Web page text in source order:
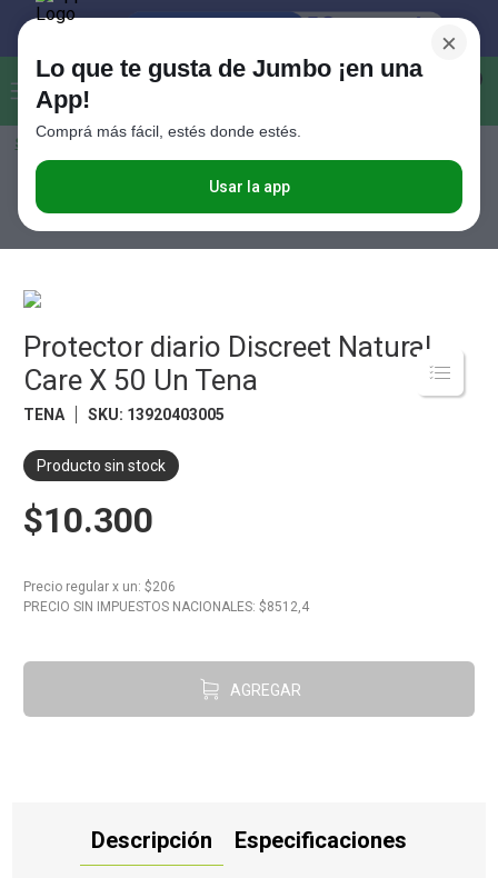
Buscar...
Seleccioná el método de entrega
×
Lo que te gusta de Jumbo ¡en una
App!
Comprá más fácil, estés donde estés.
Usar la app
Cuidado Personal
Pañales Para Adultos e Incontinencia
Protector diario Discreet Natural Care X 50 Un Tena
Protector diario Discreet Natural
Care X 50 Un Tena
TENA SKU: 13920403005
Producto sin stock
$10.300
Precio regular x un: $206
PRECIO SIN IMPUESTOS NACIONALES: $8512,4
AGREGAR
Descripción Especificaciones
Términos más buscados
Valijas
Cerveza
Galletitas
Yerba
Fideos
. Carne